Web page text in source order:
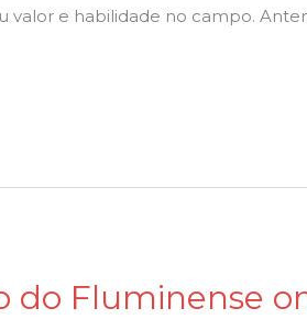
valor e habilidade no campo.
do Fluminense